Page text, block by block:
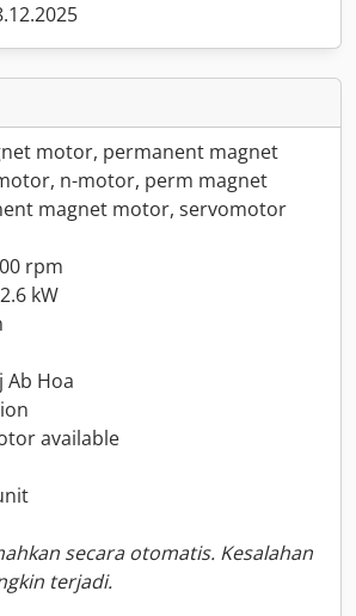
motor, permanent magnet
n-motor, perm magnet
magnet motor, servomotor
rpm
kW
Ab Hoa
available
secara otomatis. Kesalahan
terjadi.